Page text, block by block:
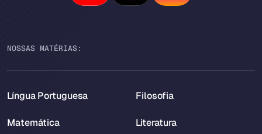
NOSSAS MATÉRIAS:
Língua Portuguesa
Matemática
Filosofia
Literatura